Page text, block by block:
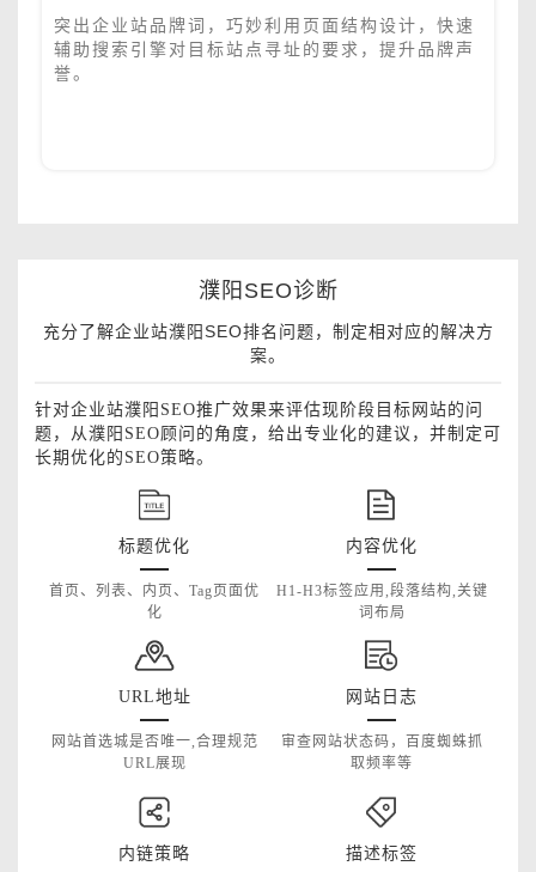
突出企业站品牌词，巧妙利用页面结构设计，快速
辅助搜索引擎对目标站点寻址的要求，提升品牌声
誉。
濮阳SEO诊断
充分了解企业站濮阳SEO排名问题，制定相对应的解决方
案。
针对企业站濮阳SEO推广效果来评估现阶段目标网站的问
题，从濮阳SEO顾问的角度，给出专业化的建议，并制定可
长期优化的SEO策略。
标题优化
首页、列表、内页、Tag页面优
化
内容优化
H1-H3标签应用,段落结构,关键
词布局
URL地址
网站首选城是否唯一,合理规范
URL展现
网站日志
审查网站状态码，百度蜘蛛抓
取频率等
内链策略 描述标签